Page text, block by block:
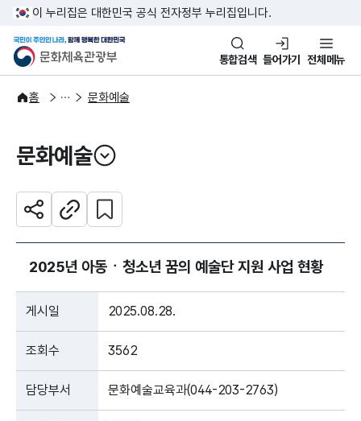
본문 바로가기
주메뉴 바로가기
이 누리집은 대한민국 공식 전자정부 누리집입니다.
문화체육관광부
국민이 주인인 나라, 함께 행복
통합검색 들어가기 전체메뉴
홈
주요정책
분야별 정책 문화예술
문화예술
열기
공유하기주소복사
관심 콘텐츠 설정하기
2025년 아동ㆍ청소년 꿈의 예술단 지원 사업 현황
게시일 2025.08.28.
조회수 3562
담당부서 문화예술교육과(044-203-2763)